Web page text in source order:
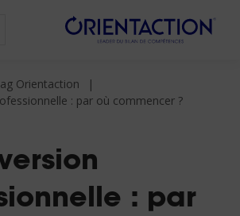
Orientaction
: par où commencer ?
: par